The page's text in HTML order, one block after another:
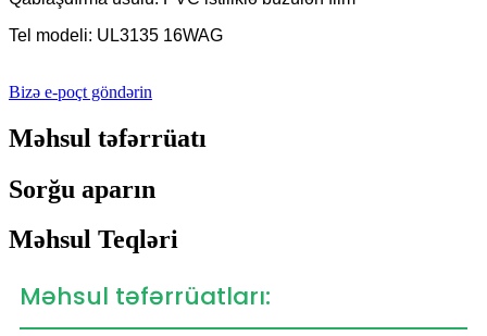
Tel modeli: UL3135 16WAG
Bizə e-poçt göndərin
Məhsul təfərrüatı
Sorğu aparın
Məhsul Teqləri
Məhsul təfərrüatları: